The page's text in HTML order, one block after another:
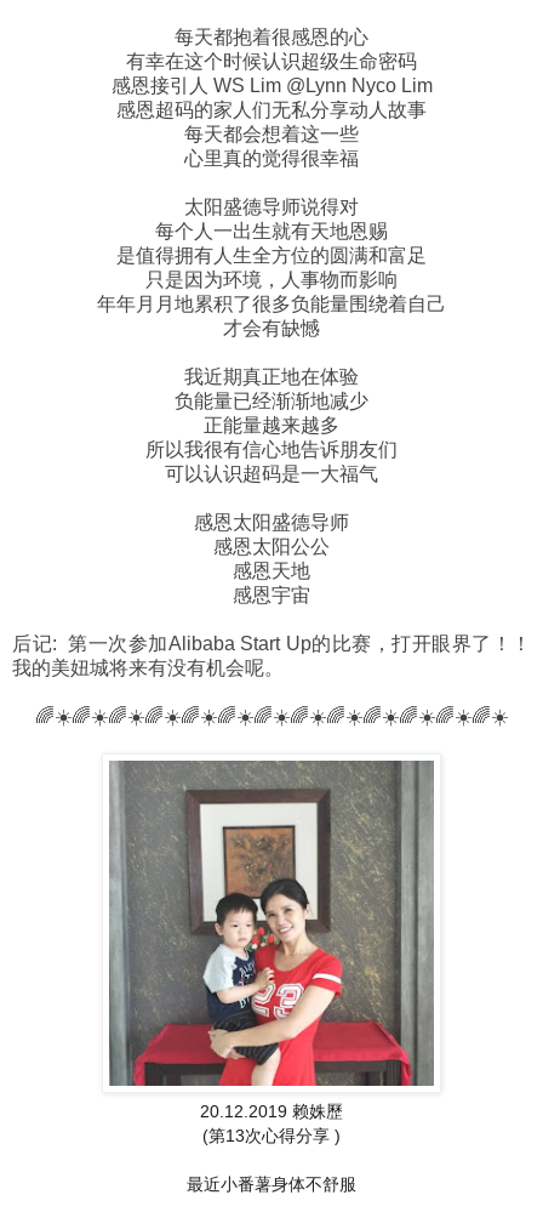
每天都抱着很感恩的心
有幸在这个时候认识超级生命密码
感恩接引人 WS Lim @Lynn Nyco Lim
感恩超码的家人们无私分享动人故事
每天都会想着这一些
心里真的觉得很幸福
太阳盛德导师说得对
每个人一出生就有天地恩赐
是值得拥有人生全方位的圆满和富足
只是因为环境，人事物而影响
年年月月地累积了很多负能量围绕着自己
才会有缺憾
我近期真正地在体验
负能量已经渐渐地减少
正能量越来越多
所以我很有信心地告诉朋友们
可以认识超码是一大福气
感恩太阳盛德导师
感恩太阳公公
感恩天地
感恩宇宙
后记: 第一次参加Alibaba Start Up的比赛，打开眼界了！！
我的美妞城将来有没有机会呢。
🌈☀️🌈☀️🌈☀️🌈☀️🌈☀️🌈☀️🌈☀️🌈☀️🌈☀️🌈☀️🌈☀️🌈☀️🌈☀️
20.12.2019 赖姝歷
(第13次心得分享 )
最近小番薯身体不舒服